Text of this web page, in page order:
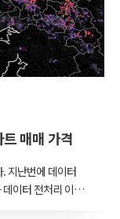
것처럼 보인다.
85㎡ 아파트 매매 가격
지난번에 데이터
이터 전처리 이